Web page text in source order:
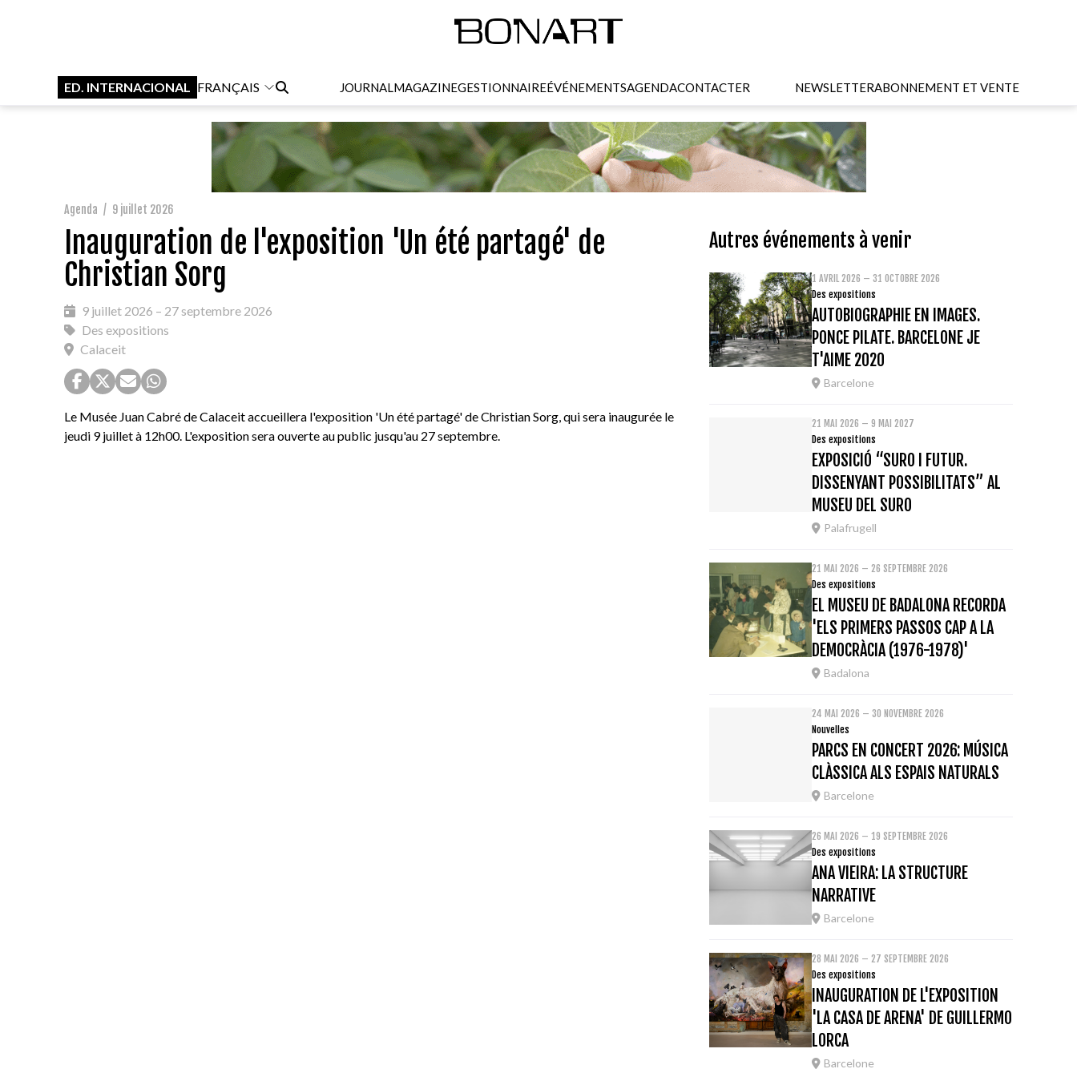
ED. INTERNACIONAL FRANÇAIS JOURNALMAGAZINEGESTIONNAIREÉVÉNEMENTSAGENDACONTACTER NEWSLETTERABONNEMENT ET VENTE
Agenda / 9 juillet 2026
Inauguration de l'exposition 'Un été partagé' de
Christian Sorg
9 juillet 2026 – 27 septembre 2026
Des expositions
Calaceit
Le Musée Juan Cabré de Calaceit accueillera l'exposition 'Un été partagé' de Christian Sorg, qui sera inaugurée le
jeudi 9 juillet à 12h00. L'exposition sera ouverte au public jusqu'au 27 septembre.
Autres événements à venir
1 AVRIL 2026 – 31 OCTOBRE 2026
Des expositions
AUTOBIOGRAPHIE EN IMAGES.
PONCE PILATE. BARCELONE JE
T'AIME 2020
Barcelone
21 MAI 2026 – 9 MAI 2027
Des expositions
EXPOSICIÓ “SURO I FUTUR.
DISSENYANT POSSIBILITATS” AL
MUSEU DEL SURO
Palafrugell
21 MAI 2026 – 26 SEPTEMBRE 2026
Des expositions
EL MUSEU DE BADALONA RECORDA
'ELS PRIMERS PASSOS CAP A LA
DEMOCRÀCIA (1976-1978)'
Badalona
24 MAI 2026 – 30 NOVEMBRE 2026
Nouvelles
PARCS EN CONCERT 2026: MÚSICA
CLÀSSICA ALS ESPAIS NATURALS
Barcelone
26 MAI 2026 – 19 SEPTEMBRE 2026
Des expositions
ANA VIEIRA: LA STRUCTURE
NARRATIVE
Barcelone
28 MAI 2026 – 27 SEPTEMBRE 2026
Des expositions
INAUGURATION DE L'EXPOSITION
'LA CASA DE ARENA' DE GUILLERMO
LORCA
Barcelone